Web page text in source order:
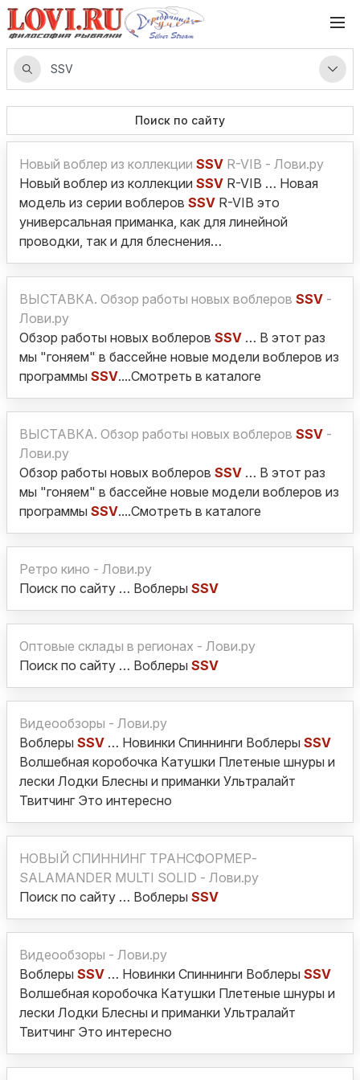
Поиск по сайту
Новый воблер из коллекции SSV R-VIB - Лови.ру
Новый воблер из коллекции SSV R-VIB … Новая
модель из серии воблеров SSV R-VIB это
универсальная приманка, как для линейной
проводки, так и для блеснения…
ВЫСТАВКА. Обзор работы новых воблеров SSV -
Лови.ру
Обзор работы новых воблеров SSV … В этот раз
мы "гоняем" в бассейне новые модели воблеров из
программы SSV....Смотреть в каталоге
ВЫСТАВКА. Обзор работы новых воблеров SSV -
Лови.ру
Обзор работы новых воблеров SSV … В этот раз
мы "гоняем" в бассейне новые модели воблеров из
программы SSV....Смотреть в каталоге
Ретро кино - Лови.ру
Поиск по сайту … Воблеры SSV
Оптовые склады в регионах - Лови.ру
Поиск по сайту … Воблеры SSV
Видеообзоры - Лови.ру
Воблеры SSV … Новинки Спиннинги Воблеры SSV
Волшебная коробочка Катушки Плетеные шнуры и
лески Лодки Блесны и приманки Ультралайт
Твитчинг Это интересно
НОВЫЙ СПИННИНГ ТРАНСФОРМЕР-
SALAMANDER MULTI SOLID - Лови.ру
Поиск по сайту … Воблеры SSV
Видеообзоры - Лови.ру
Воблеры SSV … Новинки Спиннинги Воблеры SSV
Волшебная коробочка Катушки Плетеные шнуры и
лески Лодки Блесны и приманки Ультралайт
Твитчинг Это интересно